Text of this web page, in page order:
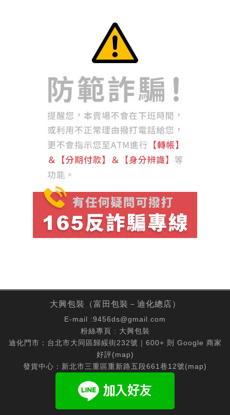
大興包裝（富田包裝－迪化總店）
E-mail :9456ds@gmail.com
粉絲專頁 : 大興包裝
迪化門市：台北市大同區歸綏街232號｜600+ 則 Google 商家
好評(map)
發貨中心：新北市三重區重新路五段661巷12號(map)